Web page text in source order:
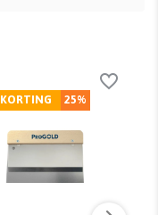
25%
KORTING